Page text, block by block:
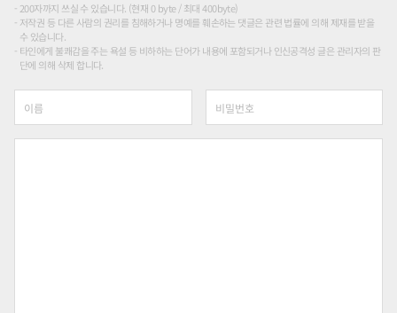
200자까지 쓰실 수 있습니다. (현재 0 byte / 최대 400byte)
저작권 등 다른 사람의 권리를 침해하거나 명예를 훼손하는 댓글은 관련 법률에 의해 제재를 받을
수 있습니다.
타인에게 불쾌감을 주는 욕설 등 비하하는 단어가 내용에 포함되거나 인신공격성 글은 관리자의 판
단에 의해 삭제 합니다.